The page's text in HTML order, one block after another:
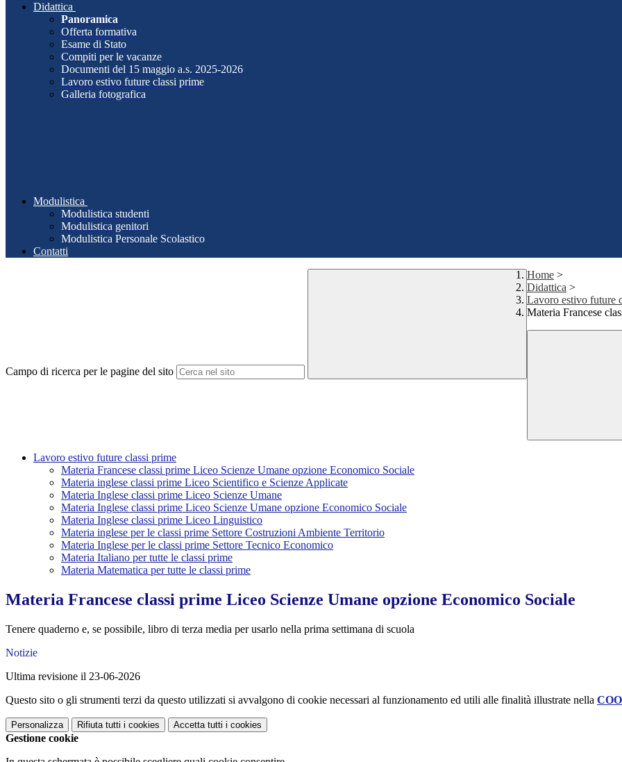
Didattica
Panoramica
Offerta formativa
Esame di Stato
Compiti per le vacanze
Documenti del 15 maggio a.s. 2025-2026
Lavoro estivo future classi prime
Galleria fotografica
Modulistica
Modulistica studenti
Modulistica genitori
Modulistica Personale Scolastico
Contatti
Campo di ricerca per le pagine del sito
Home >
Didattica >
Lavoro estivo future
Materia Francese
Lavoro estivo future classi prime
Materia Francese classi prime Liceo Scienze Umane opzione Economico Sociale
Materia inglese classi prime Liceo Scientifico e Scienze Applicate
Materia Inglese classi prime Liceo Scienze Umane
Materia Inglese classi prime Liceo Scienze Umane opzione Economico Sociale
Materia Inglese classi prime Liceo Linguistico
Materia inglese per le classi prime Settore Costruzioni Ambiente Territorio
Materia Inglese per le classi prime Settore Tecnico Economico
Materia Italiano per tutte le classi prime
Materia Matematica per tutte le classi prime
Materia Francese classi prime Liceo Scienze Umane opzione Economico Sociale
Tenere quaderno e, se possibile, libro di terza media per usarlo nella prima settimana di scuola
Notizie
Ultima revisione il 23-06-2026
Questo sito o gli strumenti terzi da questo utilizzati si avvalgono di cookie necessari al funzionamento ed utili alle finalità illustrate nella
Personalizza Rifiuta tutti i cookies Accetta tutti i cookies
Gestione cookie